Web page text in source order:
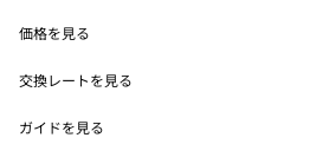
MetaMask Connect
Snaps
セキュリティ
価格を見る
イーサリアムの価格
Solanaの価格
交換レートを見る
ETH→USD
ガイドを見る